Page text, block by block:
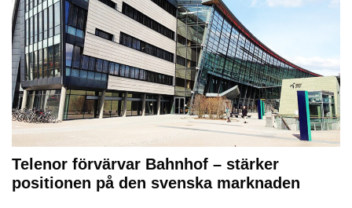
Telenor förvärvar Bahnhof – stärker
positionen på den svenska marknaden